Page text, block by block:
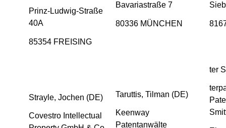
Prinz-Ludwig-Straße
40A
85354 FREISING
Bavariastraße 7
80336 MÜNCHEN
Strayle, Jochen (DE)
Covestro Intellectual
Taruttis, Tilman (DE)
Keenway
Patentanwälte
ter